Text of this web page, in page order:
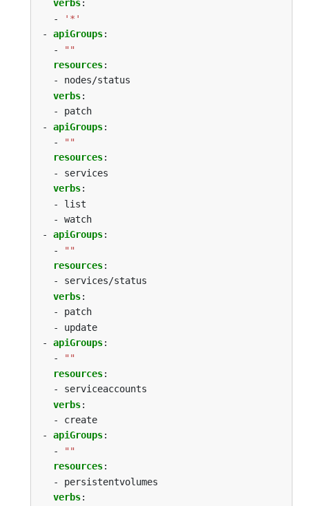
verbs:
-
'*'
- apiGroups:
-
""
resources:
- nodes/status
verbs:
- patch
- apiGroups:
-
""
resources:
- services
verbs:
- list
- watch
- apiGroups:
-
""
resources:
- services/status
verbs:
- patch
- update
- apiGroups:
-
""
resources:
- serviceaccounts
verbs:
- create
- apiGroups:
-
""
resources:
- persistentvolumes
verbs: